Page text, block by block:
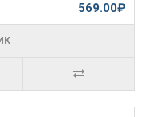
569.00₽